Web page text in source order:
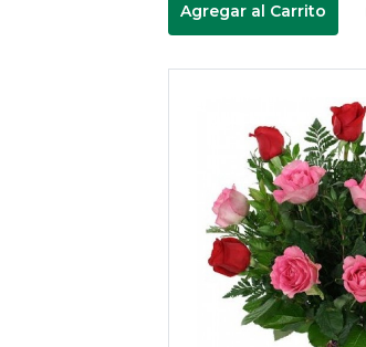
Agregar al Carrito